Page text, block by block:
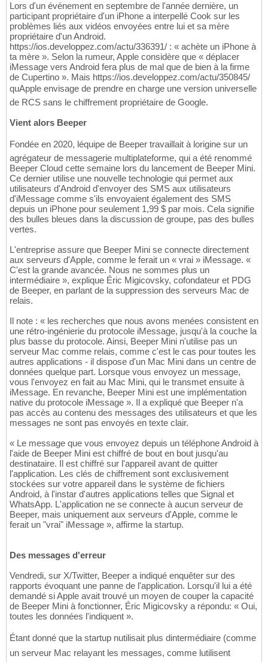
Lors d'un événement en septembre de l'année dernière, un
participant propriétaire d'un iPhone a interpellé Cook sur les
problèmes liés aux vidéos envoyées entre lui et sa mère
propriétaire d'un Android.
https://ios.developpez.com/actu/336391/ : « achète un iPhone à
ta mère ». Selon la rumeur, Apple considère que « déplacer
iMessage vers Android fera plus de mal que de bien à la firme
de Cupertino ». Mais https://ios.developpez.com/actu/350845/
quApple envisage de prendre en charge une version universelle
de RCS sans le chiffrement propriétaire de Google.
Vient alors Beeper
Fondée en 2020, léquipe de Beeper travaillait à lorigine sur un
agrégateur de messagerie multiplateforme, qui a été renommé
Beeper Cloud cette semaine lors du lancement de Beeper Mini.
Ce dernier utilise une nouvelle technologie qui permet aux
utilisateurs d'Android d'envoyer des SMS aux utilisateurs
d'iMessage comme s'ils envoyaient également des SMS
depuis un iPhone pour seulement 1,99 $ par mois. Cela signifie
des bulles bleues dans la discussion de groupe, pas des bulles
vertes.
L'entreprise assure que Beeper Mini se connecte directement
aux serveurs d'Apple, comme le ferait un « vrai » iMessage. «
C'est la grande avancée. Nous ne sommes plus un
intermédiaire », explique Éric Migicovsky, cofondateur et PDG
de Beeper, en parlant de la suppression des serveurs Mac de
relais.
Il note : « les recherches que nous avons menées consistent en
une rétro-ingénierie du protocole iMessage, jusqu'à la couche la
plus basse du protocole. Ainsi, Beeper Mini n'utilise pas un
serveur Mac comme relais, comme c'est le cas pour toutes les
autres applications - il dispose d'un Mac Mini dans un centre de
données quelque part. Lorsque vous envoyez un message,
vous l'envoyez en fait au Mac Mini, qui le transmet ensuite à
iMessage. En revanche, Beeper Mini est une implémentation
native du protocole iMessage ». Il a expliqué que Beeper n'a
pas accès au contenu des messages des utilisateurs et que les
messages ne sont pas envoyés en texte clair.
« Le message que vous envoyez depuis un téléphone Android à
l'aide de Beeper Mini est chiffré de bout en bout jusqu'au
destinataire. Il est chiffré sur l'appareil avant de quitter
l'application. Les clés de chiffrement sont exclusivement
stockées sur votre appareil dans le système de fichiers
Android, à l'instar d'autres applications telles que Signal et
WhatsApp. L'application ne se connecte à aucun serveur de
Beeper, mais uniquement aux serveurs d'Apple, comme le
ferait un "vrai" iMessage », affirme la startup.
Des messages d'erreur
Vendredi, sur X/Twitter, Beeper a indiqué enquêter sur des
rapports évoquant une panne de l'application. Lorsqu'il lui a été
demandé si Apple avait trouvé un moyen de couper la capacité
de Beeper Mini à fonctionner, Éric Migicovsky a répondu: « Oui,
toutes les données l'indiquent ».
Étant donné que la startup nutilisait plus dintermédiaire (comme
un serveur Mac relayant les messages, comme lutilisent